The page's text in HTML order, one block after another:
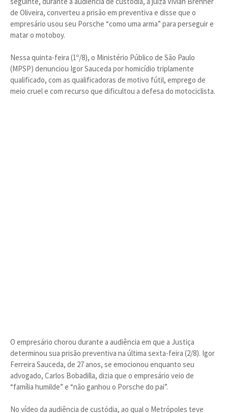
de Oliveira, converteu a prisão em preventiva e disse que o
empresário usou seu Porsche “como uma arma” para perseguir e
matar o motoboy.
Nessa quinta-feira (1º/8), o Ministério Público de São Paulo
(MPSP) denunciou Igor Sauceda por homicídio triplamente
qualificado, com as qualificadoras de motivo fútil, emprego de
meio cruel e com recurso que dificultou a defesa do motociclista.
O empresário chorou durante a audiência em que a Justiça
determinou sua prisão preventiva na última sexta-feira (2/8). Igor
Ferreira Sauceda, de 27 anos, se emocionou enquanto seu
advogado, Carlos Bobadilla, dizia que o empresário veio de
“família humilde” e “não ganhou o Porsche do pai”.
No vídeo da audiência de custódia, ao qual o Metrópoles teve